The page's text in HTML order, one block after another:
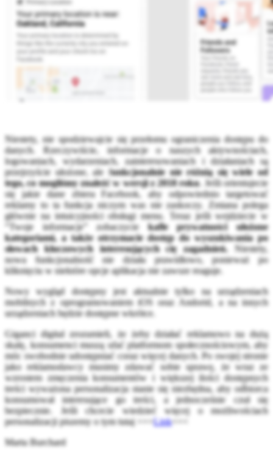
Niestety, nie spodziewajcie się przełomu ograniczenia dostępu do
danych. Rzeczywiście, informacje o naszych aktywnościach,
logowaniach, wydarzeniach, zainteresowaniach i działaniach są
przejrzyście ułożone, ale funkcjonalnie nie różnią się wiele od
tego, co mogliśmy znaleźć w wersji z 2018 roku. Jeśli orientujecie
się jakie dane zbiera Facebook, aby odpowiednio targetować
reklamy to ta funkcja niczym was nie zaskoczy. Zmiana polega
głównie na intuicyjności obsługi menu. Teraz jeśli wejdziecie w
“Twoje informacje” zobaczycie kafle prywatności ułożone
kategoriami, a także otrzymacie dostęp do wyszukiwania po
słowach kluczowych interesujących cię zagadnień. Niestety,
nowa funkcjonalność nie działa prawidłowo, ponieważ po
kliknięciu w niektóre opcje aplikacja nie zawsze reaguje.
Nowy wygląd dostępny jest aktualnie tylko na urządzeniach
mobilnych z oprogramowaniem iOS oraz Andorid, a na innych
urządzeniach będzie dostępne wkrótce.
Giganci digital zrozumieli, że żeby działać reklamowo na dużą
skalę, konsumenci muszą ufać platformom społecznościowym, aby
móc swobodnie udostępniać coraz więcej danych. Po swojej stronie
jako reklamodawcy musimy zdawać sobie sprawę, że wraz ze
wzrostem zmęczenia konsumentów i większej ilości dostępnych
treści wyważona personalizacja stanie się niezbędna, aby odbiorca
konsumował interesujące go treści, a jednocześnie czuł się
bezpiecznie. Jeśli chcecie wiedzieć więcej o możliwościach
personalizacji piszemy o tym tutaj >>>Link<<<
Marta Burchard